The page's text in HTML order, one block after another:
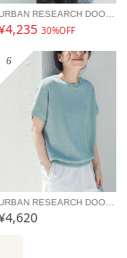
ださい
URBAN RESEARCH DOORS
30%OFF
6
URBAN RESEARCH DOORS